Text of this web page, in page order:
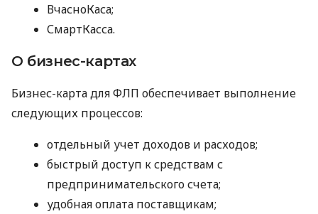
ВчасноКаса;
СмартКасса.
О бизнес-картах
Бизнес-карта для ФЛП обеспечивает выполнение
следующих процессов:
отдельный учет доходов и расходов;
быстрый доступ к средствам с
предпринимательского счета;
удобная оплата поставщикам;